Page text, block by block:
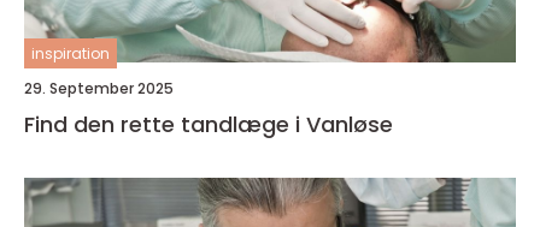
inspiration
29. September 2025
Find den rette tandlæge i Vanløse